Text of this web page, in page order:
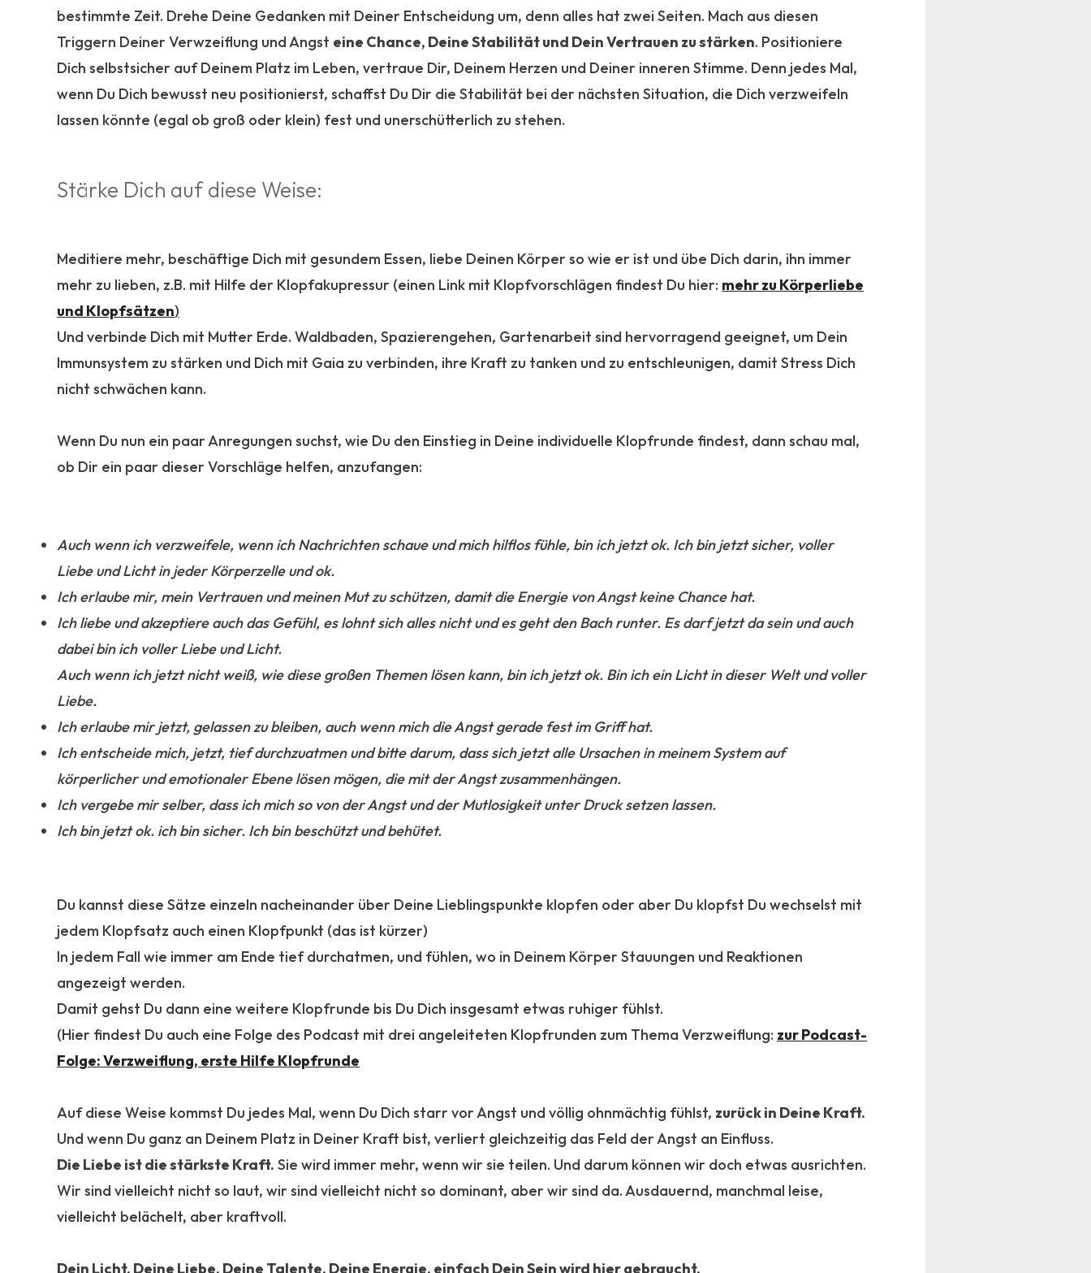
bestimmte Zeit. Drehe Deine Gedanken mit Deiner Entscheidung um, denn alles hat zwei Seiten. Mach aus diesen
Triggern Deiner Verwzeiflung und Angst eine Chance, Deine Stabilität und Dein Vertrauen zu stärken. Positioniere
Dich selbstsicher auf Deinem Platz im Leben, vertraue Dir, Deinem Herzen und Deiner inneren Stimme. Denn jedes Mal,
wenn Du Dich bewusst neu positionierst, schaffst Du Dir die Stabilität bei der nächsten Situation, die Dich verzweifeln
lassen könnte (egal ob groß oder klein) fest und unerschütterlich zu stehen.
Stärke Dich auf diese Weise:
Meditiere mehr, beschäftige Dich mit gesundem Essen, liebe Deinen Körper so wie er ist und übe Dich darin, ihn immer
mehr zu lieben, z.B. mit Hilfe der Klopfakupressur (einen Link mit Klopfvorschlägen findest Du hier: mehr zu Körperliebe
und Klopfsätzen)
Und verbinde Dich mit Mutter Erde. Waldbaden, Spazierengehen, Gartenarbeit sind hervorragend geeignet, um Dein
Immunsystem zu stärken und Dich mit Gaia zu verbinden, ihre Kraft zu tanken und zu entschleunigen, damit Stress Dich
nicht schwächen kann.
Wenn Du nun ein paar Anregungen suchst, wie Du den Einstieg in Deine individuelle Klopfrunde findest, dann schau mal,
ob Dir ein paar dieser Vorschläge helfen, anzufangen:
Auch wenn ich verzweifele, wenn ich Nachrichten schaue und mich hilflos fühle, bin ich jetzt ok. Ich bin jetzt sicher, voller
Liebe und Licht in jeder Körperzelle und ok.
Ich erlaube mir, mein Vertrauen und meinen Mut zu schützen, damit die Energie von Angst keine Chance hat.
Ich liebe und akzeptiere auch das Gefühl, es lohnt sich alles nicht und es geht den Bach runter. Es darf jetzt da sein und auch
dabei bin ich voller Liebe und Licht.
Auch wenn ich jetzt nicht weiß, wie diese großen Themen lösen kann, bin ich jetzt ok. Bin ich ein Licht in dieser Welt und voller
Liebe.
Ich erlaube mir jetzt, gelassen zu bleiben, auch wenn mich die Angst gerade fest im Griff hat.
Ich entscheide mich, jetzt, tief durchzuatmen und bitte darum, dass sich jetzt alle Ursachen in meinem System auf
körperlicher und emotionaler Ebene lösen mögen, die mit der Angst zusammenhängen.
Ich vergebe mir selber, dass ich mich so von der Angst und der Mutlosigkeit unter Druck setzen lassen.
Ich bin jetzt ok. ich bin sicher. Ich bin beschützt und behütet.
Du kannst diese Sätze einzeln nacheinander über Deine Lieblingspunkte klopfen oder aber Du klopfst Du wechselst mit
jedem Klopfsatz auch einen Klopfpunkt (das ist kürzer)
In jedem Fall wie immer am Ende tief durchatmen, und fühlen, wo in Deinem Körper Stauungen und Reaktionen
angezeigt werden.
Damit gehst Du dann eine weitere Klopfrunde bis Du Dich insgesamt etwas ruhiger fühlst.
(Hier findest Du auch eine Folge des Podcast mit drei angeleiteten Klopfrunden zum Thema Verzweiflung: zur Podcast-
Folge: Verzweiflung, erste Hilfe Klopfrunde
Auf diese Weise kommst Du jedes Mal, wenn Du Dich starr vor Angst und völlig ohnmächtig fühlst, zurück in Deine Kraft.
Und wenn Du ganz an Deinem Platz in Deiner Kraft bist, verliert gleichzeitig das Feld der Angst an Einfluss.
Die Liebe ist die stärkste Kraft. Sie wird immer mehr, wenn wir sie teilen. Und darum können wir doch etwas ausrichten.
Wir sind vielleicht nicht so laut, wir sind vielleicht nicht so dominant, aber wir sind da. Ausdauernd, manchmal leise,
vielleicht belächelt, aber kraftvoll.
Dein Licht, Deine Liebe, Deine Talente, Deine Energie, einfach Dein Sein wird hier gebraucht.